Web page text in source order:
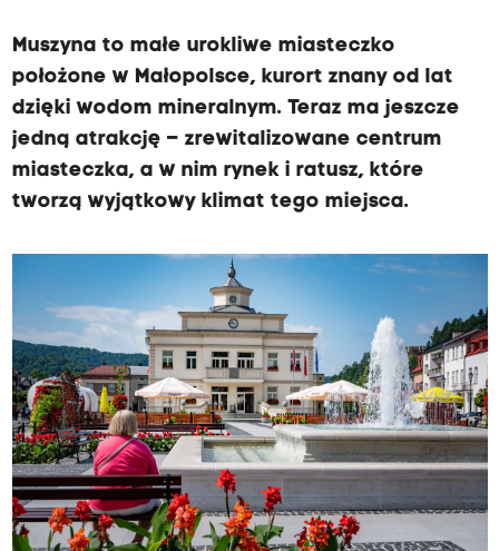
Muszyna to małe urokliwe miasteczko
położone w Małopolsce, kurort znany od lat
dzięki wodom mineralnym. Teraz ma jeszcze
jedną atrakcję – zrewitalizowane centrum
miasteczka, a w nim rynek i ratusz, które
tworzą wyjątkowy klimat tego miejsca.